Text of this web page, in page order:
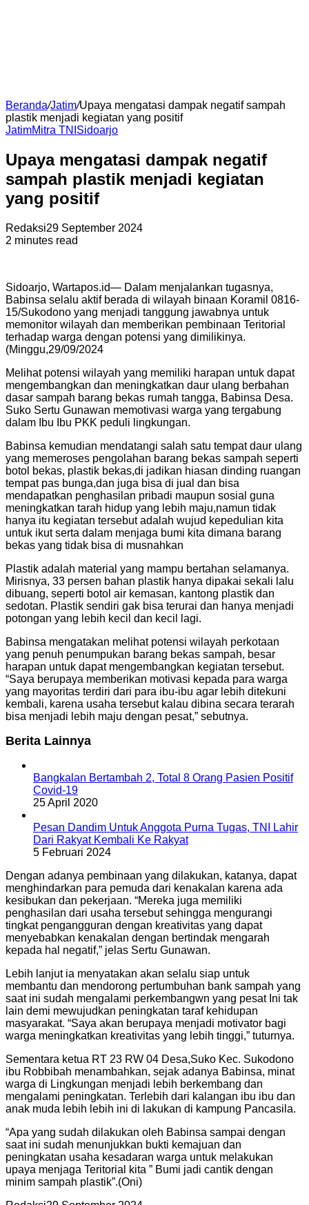
Beranda/Jatim/Upaya mengatasi dampak negatif sampah
plastik menjadi kegiatan yang positif
JatimMitra TNI Sidoarjo
Upaya mengatasi dampak negatif
sampah plastik menjadi kegiatan
yang positif
Redaksi29 September 2024
2 minutes read
Sidoarjo, Wartapos.id— Dalam menjalankan tugasnya,
Babinsa selalu aktif berada di wilayah binaan Koramil 0816-
15/Sukodono yang menjadi tanggung jawabnya untuk
memonitor wilayah dan memberikan pembinaan Teritorial
terhadap warga dengan potensi yang dimilikinya.
(Minggu,29/09/2024
Melihat potensi wilayah yang memiliki harapan untuk dapat
mengembangkan dan meningkatkan daur ulang berbahan
dasar sampah barang bekas rumah tangga, Babinsa Desa.
Suko Sertu Gunawan memotivasi warga yang tergabung
dalam Ibu Ibu PKK peduli lingkungan.
Babinsa kemudian mendatangi salah satu tempat daur ulang
yang memeroses pengolahan barang bekas sampah seperti
botol bekas, plastik bekas,di jadikan hiasan dinding ruangan
tempat pas bunga,dan juga bisa di jual dan bisa
mendapatkan penghasilan pribadi maupun sosial guna
meningkatkan tarah hidup yang lebih maju,namun tidak
hanya itu kegiatan tersebut adalah wujud kepedulian kita
untuk ikut serta dalam menjaga bumi kita dimana barang
bekas yang tidak bisa di musnahkan
Plastik adalah material yang mampu bertahan selamanya.
Mirisnya, 33 persen bahan plastik hanya dipakai sekali lalu
dibuang, seperti botol air kemasan, kantong plastik dan
sedotan. Plastik sendiri gak bisa terurai dan hanya menjadi
potongan yang lebih kecil dan kecil lagi.
Babinsa mengatakan melihat potensi wilayah perkotaan
yang penuh penumpukan barang bekas sampah, besar
harapan untuk dapat mengembangkan kegiatan tersebut.
“Saya berupaya memberikan motivasi kepada para warga
yang mayoritas terdiri dari para ibu-ibu agar lebih ditekuni
kembali, karena usaha tersebut kalau dibina secara terarah
bisa menjadi lebih maju dengan pesat,” sebutnya.
Berita Lainnya
Bangkalan Bertambah 2, Total 8 Orang Pasien Positif
Covid-19
25 April 2020
Pesan Dandim Untuk Anggota Purna Tugas, TNI Lahir
Dari Rakyat Kembali Ke Rakyat
5 Februari 2024
Dengan adanya pembinaan yang dilakukan, katanya, dapat
menghindarkan para pemuda dari kenakalan karena ada
kesibukan dan pekerjaan. “Mereka juga memiliki
penghasilan dari usaha tersebut sehingga mengurangi
tingkat pengangguran dengan kreativitas yang dapat
menyebabkan kenakalan dengan bertindak mengarah
kepada hal negatif,” jelas Sertu Gunawan.
Lebih lanjut ia menyatakan akan selalu siap untuk
membantu dan mendorong pertumbuhan bank sampah yang
saat ini sudah mengalami perkembangwn yang pesat Ini tak
lain demi mewujudkan peningkatan taraf kehidupan
masyarakat. “Saya akan berupaya menjadi motivator bagi
warga meningkatkan kreativitas yang lebih tinggi,” tuturnya.
Sementara ketua RT 23 RW 04 Desa,Suko Kec. Sukodono
ibu Robbibah menambahkan, sejak adanya Babinsa, minat
warga di Lingkungan menjadi lebih berkembang dan
mengalami peningkatan. Terlebih dari kalangan ibu ibu dan
anak muda lebih lebih ini di lakukan di kampung Pancasila.
“Apa yang sudah dilakukan oleh Babinsa sampai dengan
saat ini sudah menunjukkan bukti kemajuan dan
peningkatan usaha kesadaran warga untuk melakukan
upaya menjaga Teritorial kita ” Bumi jadi cantik dengan
minim sampah plastik”.(Oni)